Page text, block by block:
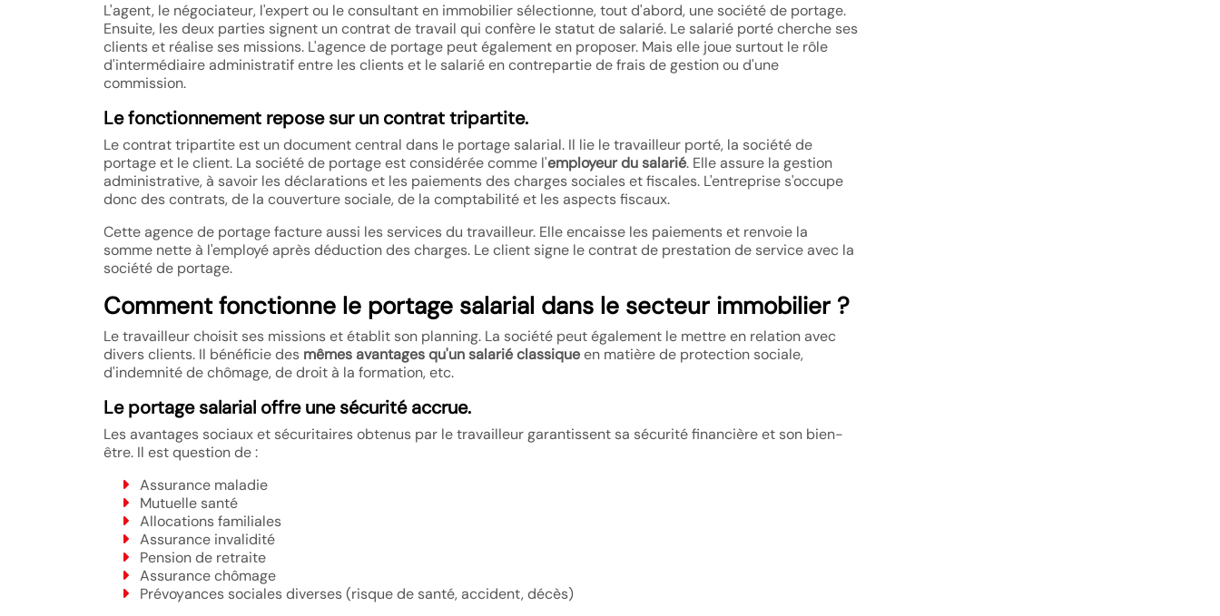
L'agent, le négociateur, l'expert ou le consultant en immobilier sélectionne, tout d'abord, une société de portage.
Ensuite, les deux parties signent un contrat de travail qui confère le statut de salarié. Le salarié porté cherche ses
clients et réalise ses missions. L'agence de portage peut également en proposer. Mais elle joue surtout le rôle
d'intermédiaire administratif entre les clients et le salarié en contrepartie de frais de gestion ou d'une
commission.
Le fonctionnement repose sur un contrat tripartite.
Le contrat tripartite est un document central dans le portage salarial. Il lie le travailleur porté, la société de
portage et le client. La société de portage est considérée comme l'employeur du salarié. Elle assure la gestion
administrative, à savoir les déclarations et les paiements des charges sociales et fiscales. L'entreprise s'occupe
donc des contrats, de la couverture sociale, de la comptabilité et les aspects fiscaux.
Cette agence de portage facture aussi les services du travailleur. Elle encaisse les paiements et renvoie la
somme nette à l'employé après déduction des charges. Le client signe le contrat de prestation de service avec la
société de portage.
Comment fonctionne le portage salarial dans le secteur immobilier ?
Le travailleur choisit ses missions et établit son planning. La société peut également le mettre en relation avec
divers clients. Il bénéficie des mêmes avantages qu'un salarié classiqueen matière de protection sociale,
d'indemnité de chômage, de droit à la formation, etc.
Le portage salarial offre une sécurité accrue.
Les avantages sociaux et sécuritaires obtenus par le travailleur garantissent sa sécurité financière et son bien-
être. Il est question de :
Assurance maladie
Mutuelle santé
Allocations familiales
Assurance invalidité
Pension de retraite
Assurance chômage
Prévoyances sociales diverses (risque de santé, accident, décès)